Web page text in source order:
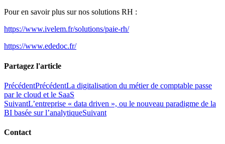
Pour en savoir plus sur nos solutions RH :
https://www.ivelem.fr/solutions/paie-rh/
https://www.ededoc.fr/
Partagez l'article
PrécédentPrécédentLa digitalisation du métier de comptable passe
par le cloud et le SaaS
SuivantL’entreprise « data driven », ou le nouveau paradigme de la
BI basée sur l’analytiqueSuivant
Contact